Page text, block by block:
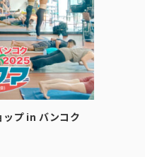
ップ in バンコク